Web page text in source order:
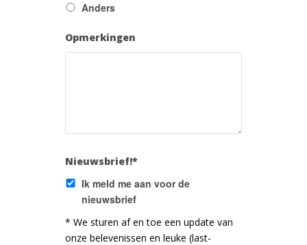
Anders
Opmerkingen
Nieuwsbrief!*
Ik meld me aan voor de
nieuwsbrief
* We sturen af en toe een update van
onze belevenissen en leuke (last-